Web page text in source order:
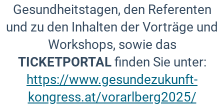
Gesundheitstagen, den Referenten
und zu den Inhalten der Vorträge und
Workshops, sowie das
TICKETPORTAL finden Sie unter:
https://www.gesundezukunft-
kongress.at/vorarlberg2025/